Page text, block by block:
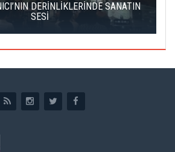
DERİNLİKLERİNDE SANATIN
SESİ